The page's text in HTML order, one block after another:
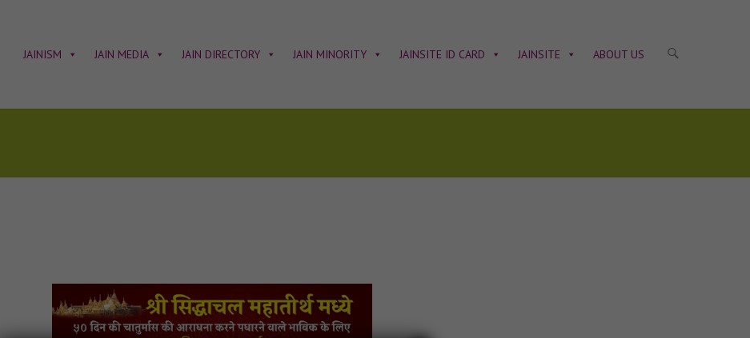
JAINISM JAIN MEDIA JAIN DIRECTORY JAIN MINORITY JAINSITE ID CARD JAINSITE ABOUT US